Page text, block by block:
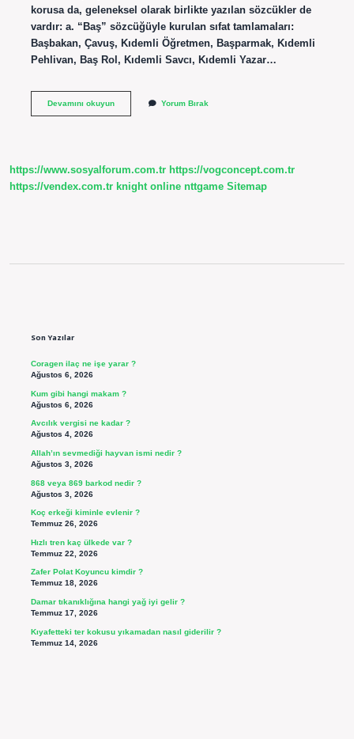
korusa da, geleneksel olarak birlikte yazılan sözcükler de
vardır: a. “Baş” sözcüğüyle kurulan sıfat tamlamaları:
Başbakan, Çavuş, Kıdemli Öğretmen, Başparmak, Kıdemli
Pehlivan, Baş Rol, Kıdemli Savcı, Kıdemli Yazar…
Devamını okuyunBaş
Yorum Bırak
https://www.sosyalforum.com.tr https://vogconcept.com.tr
https://vendex.com.tr knight online nttgame Sitemap
Son Yazılar
Coragen ilaç ne işe yarar ?
Ağustos 6, 2026
Kum gibi hangi makam ?
Ağustos 6, 2026
Avcılık vergisi ne kadar ?
Ağustos 4, 2026
Allah’ın sevmediği hayvan ismi nedir ?
Ağustos 3, 2026
868 veya 869 barkod nedir ?
Ağustos 3, 2026
Koç erkeği kiminle evlenir ?
Temmuz 26, 2026
Hızlı tren kaç ülkede var ?
Temmuz 22, 2026
Zafer Polat Koyuncu kimdir ?
Temmuz 18, 2026
Damar tıkanıklığına hangi yağ iyi gelir ?
Temmuz 17, 2026
Kıyafetteki ter kokusu yıkamadan nasıl giderilir ?
Temmuz 14, 2026